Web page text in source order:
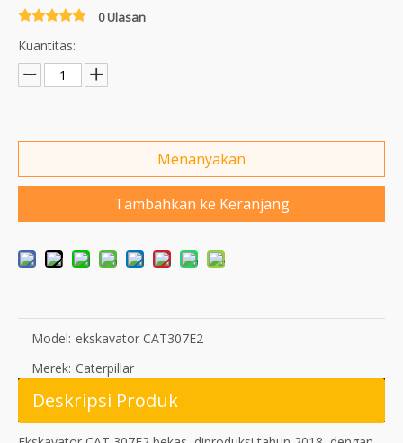
0 Ulasan
Kuantitas:
Menanyakan
Tambahkan ke Keranjang
Model: ekskavator CAT307E2
Merek: Caterpillar
Deskripsi Produk